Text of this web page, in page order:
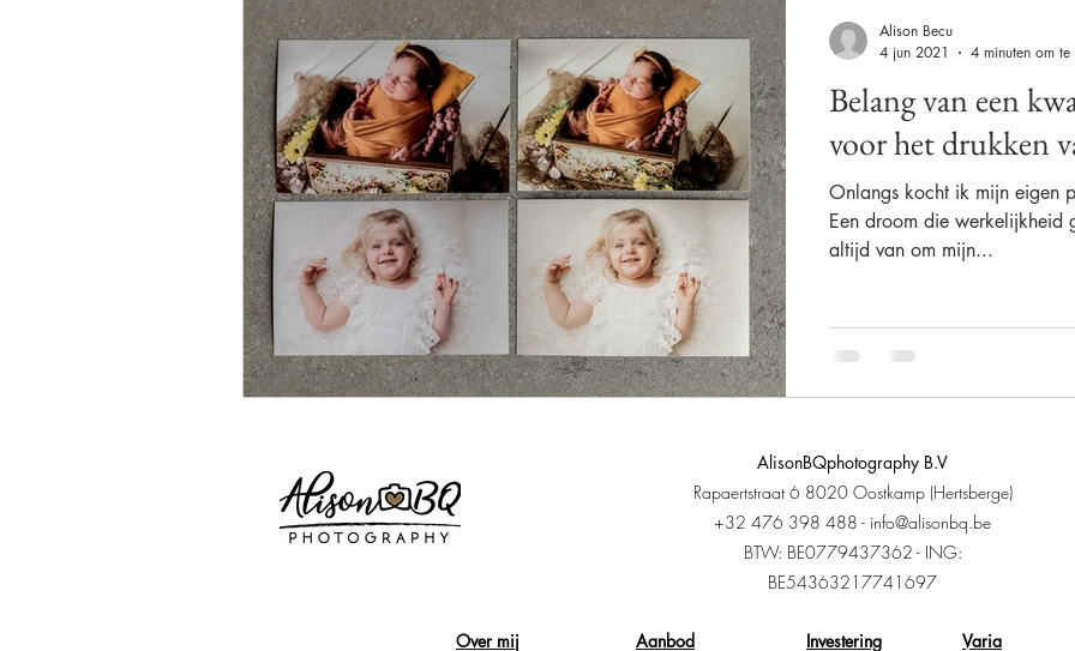
Newbornfotografie Bohemian style Fine Art Paardenfotografie
Fotoshoot op locatie Foto Albums Fotoproducten Mama's Awards Fotoshoot
Paardenfoto Fotoprints Fine-Art Kwaliteit Afscheid Wall Art Folio Prints
Syntra west Opleiding Bijscholen Investeren
Belang van een
voor het drukken
Onlangs kocht ik mijn eigen
Een droom die werkelijkheid
altijd van om mijn...
Alison Becu
4 jun 2021
4 minuten om te
AlisonBQphotography B.V
Rapaertstraat 6 8020 Oostkamp (Hertsberge)
+32 476 398 488 - info@alisonbq.be
BTW: BE0779437362 - ING:
BE54363217741697
Over mij Aanbod Investering Varia